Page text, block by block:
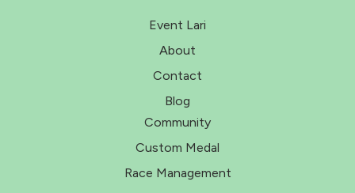
Event Lari
About
Contact
Blog
Community
Custom Medal
Race Management